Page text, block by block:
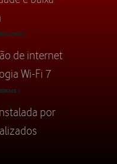
de internet
Wi-Fi 7
por